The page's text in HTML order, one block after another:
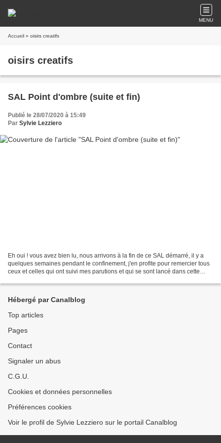
MENU
Accueil » oisirs creatifs
oisirs creatifs
SAL Point d'ombre (suite et fin)
Publié le 28/07/2020 à 15:49
Par Sylvie Lezziero
Eh oui ! vous avez bien lu, nous arrivons à la fin de ce SAL démarré, il y a
quelques semaines pendant le confinement, j'en profite pour remercier tous
ceux et celles qui ont suivi mes parutions et qui se sont lancé dans cette
Hébergé par Canalblog
Top articles
Pages
Contact
Signaler un abus
C.G.U.
Cookies et données personnelles
Préférences cookies
Voir le profil de Sylvie Lezziero sur le portail Canalblog